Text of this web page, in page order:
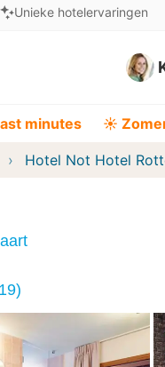
Unieke hotelervaringen
minutes ☀️
Hotel Not Hotel